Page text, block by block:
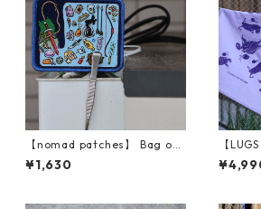
【nomad patches】 Bag of
Holding Patch
¥1,630
【
DANNA